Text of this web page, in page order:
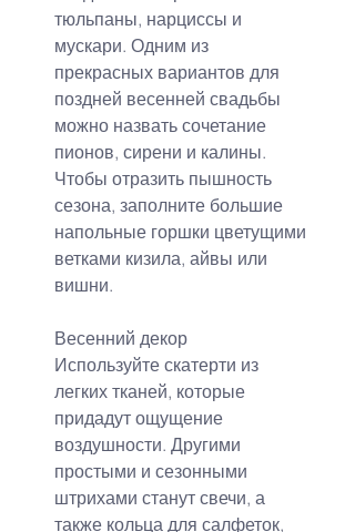
тюльпаны, нарциссы и
мускари. Одним из
прекрасных вариантов для
поздней весенней свадьбы
можно назвать сочетание
пионов, сирени и калины.
Чтобы отразить пышность
сезона, заполните большие
напольные горшки цветущими
ветками кизила, айвы или
вишни.
Весенний декор
Используйте скатерти из
легких тканей, которые
придадут ощущение
воздушности. Другими
простыми и сезонными
штрихами станут свечи, а
также кольца для салфеток,